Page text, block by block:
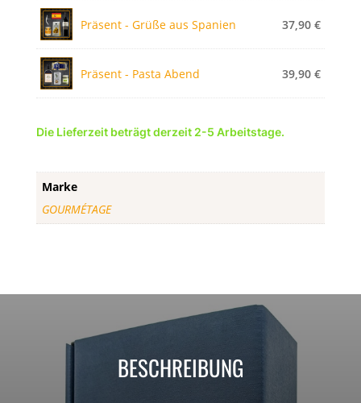
Präsent - Grüße aus Spanien 37,90€
Präsent - Pasta Abend 39,90€
Die Lieferzeit beträgt derzeit 2-5 Arbeitstage.
Marke
GOURMÉTAGE
BESCHREIBUNG